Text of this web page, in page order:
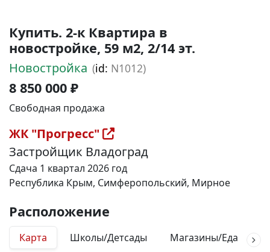
Купить. 2-к Квартира в
новостройке, 59 м2, 2/14 эт.
Новостройка (id: N1012)
8 850 000 ₽
Свободная продажа
ЖК "Прогресс"
Застройщик Владоград
Сдача 1 квартал 2026 год
Республика Крым, Симферопольский, Мирное
Расположение
Карта Школы/Детсады Магазины/Еда